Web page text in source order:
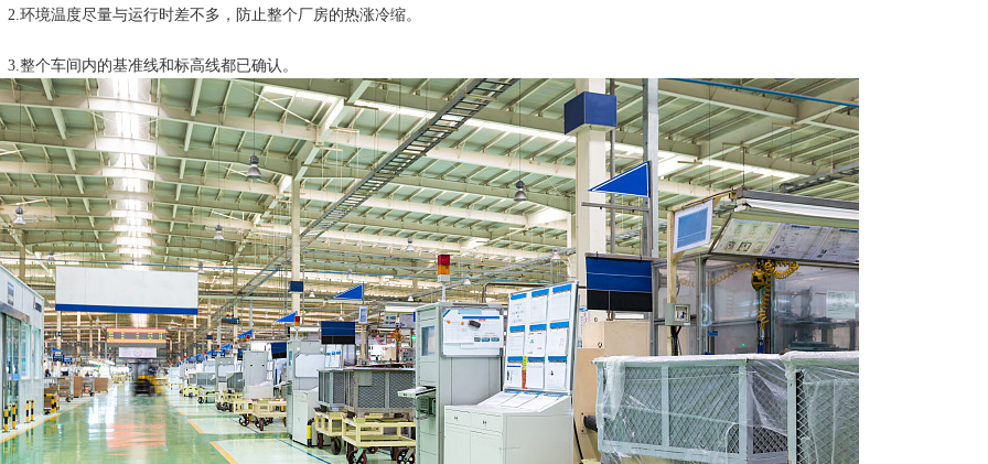
境温度尽量与运行时差不多，防止整个厂房的热涨冷缩。
个车间内的基准线和标高线都已确认。